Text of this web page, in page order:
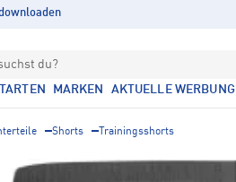
downloaden
du?
MARKEN AKTUELLE WERBUNG
Shorts Trainingsshorts